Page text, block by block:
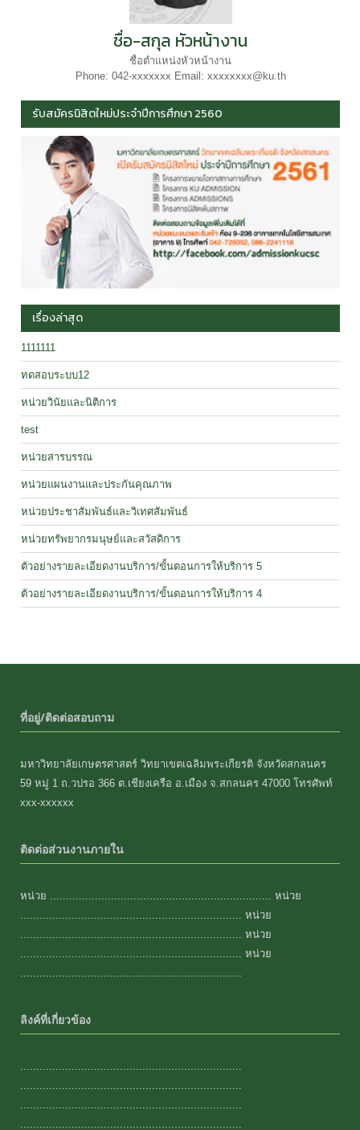
ชื่อ-สกุล หัวหน้างาน
ชื่อตำแหน่งหัวหน้างาน
Phone: 042-xxxxxxx Email: xxxxxxxx@ku.th
รับสมัครนิสิตใหม่ประจำปีการศึกษา 2560
เรื่องล่าสุด
1111111
ทดสอบระบบ12
หน่วยวินัยและนิติการ
test
หน่วยสารบรรณ
หน่วยแผนงานและประกันคุณภาพ
หน่วยประชาสัมพันธ์และวิเทศสัมพันธ์
หน่วยทรัพยากรมนุษย์และสวัสดิการ
ตัวอย่างรายละเอียดงานบริการ/ขั้นตอนการให้บริการ 5
ตัวอย่างรายละเอียดงานบริการ/ขั้นตอนการให้บริการ 4
ที่อยู่/ติดต่อสอบถาม
มหาวิทยาลัยเกษตรศาสตร์ วิทยาเขตเฉลิมพระเกียรติ จังหวัดสกลนคร
59 หมู่ 1 ถ.วปรอ 366 ต.เชียงเครือ อ.เมือง จ.สกลนคร 47000 โทรศัพท์
xxx-xxxxxx
ติดต่อส่วนงานภายใน
หน่วย ..................................................................... หน่วย
..................................................................... หน่วย
..................................................................... หน่วย
..................................................................... หน่วย
.....................................................................
ลิงค์ที่เกี่ยวข้อง
.....................................................................
.....................................................................
.....................................................................
.....................................................................